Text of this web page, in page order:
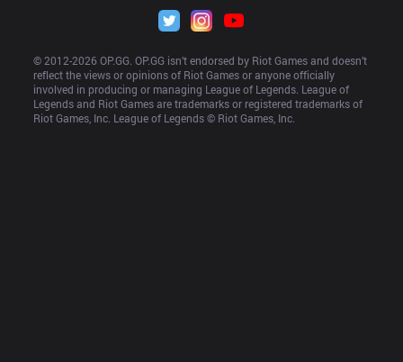
© 2012-2026 OP.GG. OP.GG isn’t endorsed by Riot Games and doesn’t
reflect the views or opinions of Riot Games or anyone officially
involved in producing or managing League of Legends. League of
Legends and Riot Games are trademarks or registered trademarks of
Riot Games, Inc. League of Legends © Riot Games, Inc.